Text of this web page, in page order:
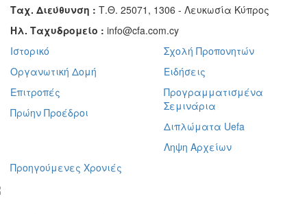
Ταχ. Διεύθυνση : Τ.Θ. 25071, 1306 - Λευκωσία Κύπρος
Ηλ. Ταχυδρομείο : info@cfa.com.cy
Ιστορικό
Οργανωτική Δομή
Επιτροπές
Πρώην Προέδροι
Σχολή Προπονητών
Ειδήσεις
Προγραμματισμένα
Σεμινάρια
Διπλώματα Uefa
Ληψη Αρχείων
Προηγούμενες Χρονιές